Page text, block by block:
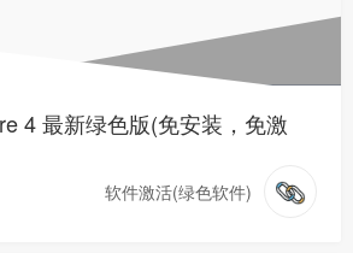
4 最新绿色版(免安装，免激
软件激活(绿色软件)